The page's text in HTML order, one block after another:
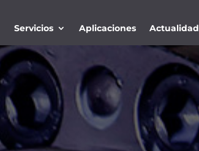
Servicios Aplicaciones Actualidad